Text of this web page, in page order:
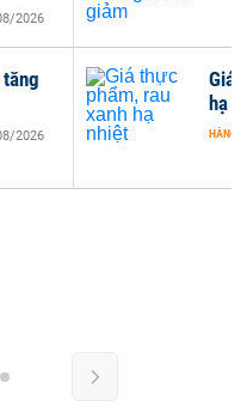
Giá
hạ
HÀNG
2026
2026